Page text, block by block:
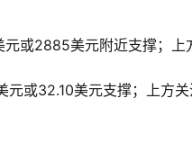
或2885美元附近支撑；
元或32.10美元支撑；上方